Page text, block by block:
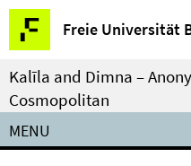
Springe
direkt
zu
Inhalt
Freie Universität
Service
Navigation
Kalīla and Dimna –
Cosmopolitan
MENU